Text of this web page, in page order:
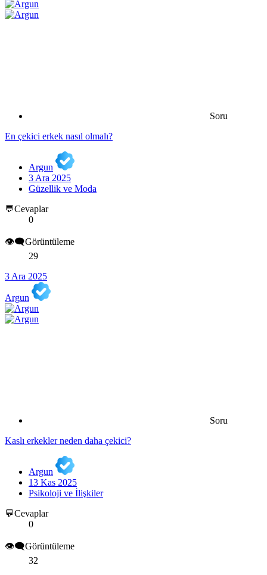
Soru
En çekici erkek nasıl olmalı?
Argun
3 Ara 2025
Güzellik ve Moda
💬Cevaplar
0
👁️‍🗨️Görüntüleme
29
3 Ara 2025
Argun
Soru
Kaslı erkekler neden daha çekici?
Argun
13 Kas 2025
Psikoloji ve İlişkiler
💬Cevaplar
0
👁️‍🗨️Görüntüleme
32